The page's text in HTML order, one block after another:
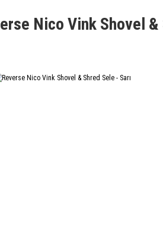
Nico Vink Shovel &